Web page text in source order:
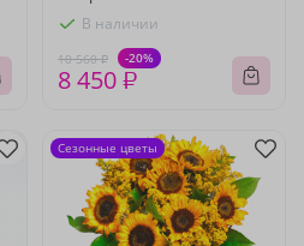
В наличии
10 560 ₽ -20%
8 450 ₽
Сезонные цветы